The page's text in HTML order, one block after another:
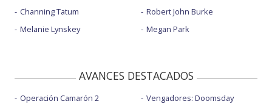
Channing Tatum
Melanie Lynskey
Robert John Burke
Megan Park
AVANCES DESTACADOS
Operación Camarón 2
Vengadores: Doomsday